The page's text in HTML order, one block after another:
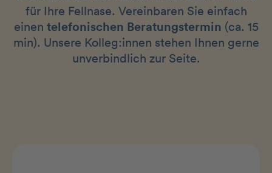
für Ihre Fellnase. Vereinbaren Sie einfach
einen telefonischen Beratungstermin (ca. 15
min). Unsere Kolleg:innen stehen Ihnen gerne
unverbindlich zur Seite.